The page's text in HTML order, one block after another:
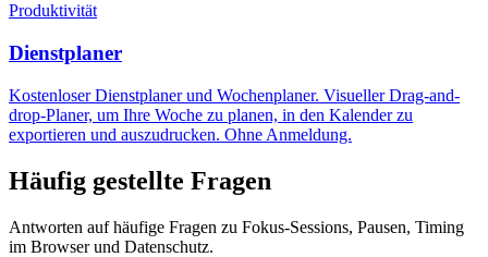
Produktivität
Dienstplaner
Kostenloser Dienstplaner und Wochenplaner. Visueller Drag-and-
drop-Planer, um Ihre Woche zu planen, in den Kalender zu
exportieren und auszudrucken. Ohne Anmeldung.
Häufig gestellte Fragen
Antworten auf häufige Fragen zu Fokus-Sessions, Pausen, Timing
im Browser und Datenschutz.